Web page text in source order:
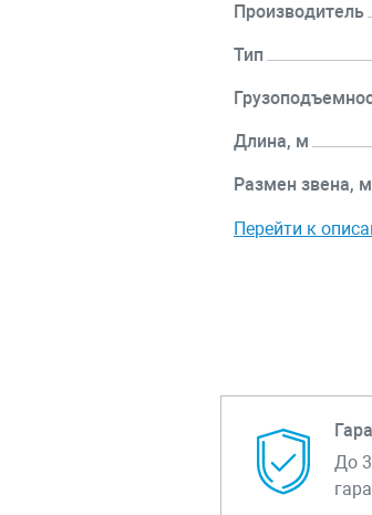
Производитель
Тип
Длина, м
Размен звена,
Перейти к
До